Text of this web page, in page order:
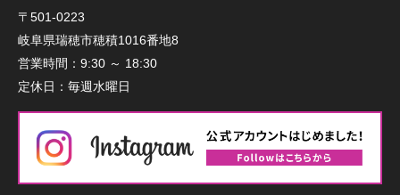
〒501-0223
岐阜県瑞穂市穂積1016番地8
営業時間： 9:30 ～ 18:30
定休日： 毎週水曜日